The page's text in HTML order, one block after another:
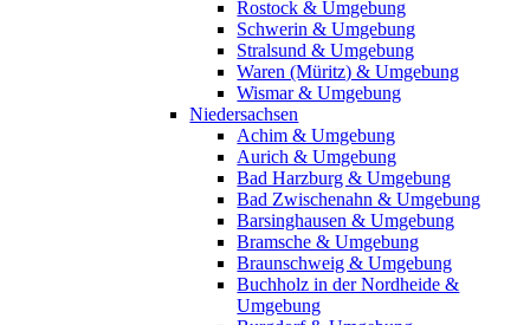
Rostock & Umgebung
Schwerin & Umgebung
Stralsund & Umgebung
Waren (Müritz) & Umgebung
Wismar & Umgebung
Niedersachsen
Achim & Umgebung
Aurich & Umgebung
Bad Harzburg & Umgebung
Bad Zwischenahn & Umgebung
Barsinghausen & Umgebung
Bramsche & Umgebung
Braunschweig & Umgebung
Buchholz in der Nordheide &
Umgebung